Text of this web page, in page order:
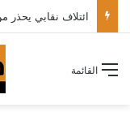
القائمة